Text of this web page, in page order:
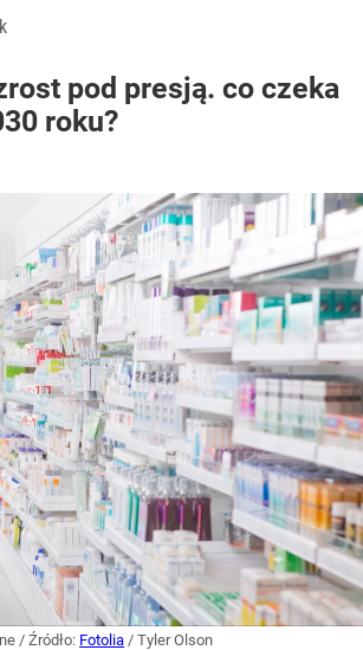
pod presją. co czeka
roku?
/ Źródło: Fotolia / Tyler Olson